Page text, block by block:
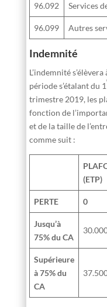
96.092 Services
96.099 Autres
Indemnité
L’indemnité s’élèvera
période s’étalant du 1
trimestre 2019, les
fonction de
et de la taille de
comme suit :
(ETP)
PERTE 0
Jusqu’à
75% du CA
Supérieure
à 75% du
CA